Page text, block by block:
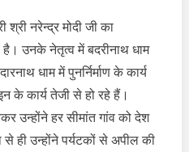
प्रयास
नरेन्द्र मोदी जी का
है। उनके नेतृत्व में बदरीनाथ धाम
धाम में पुनर्निर्माण के कार्य
के कार्य तेजी से हो रहे हैं।
उन्होंने हर सीमांत गांव को देश
से ही उन्होंने पर्यटकों से अपील की